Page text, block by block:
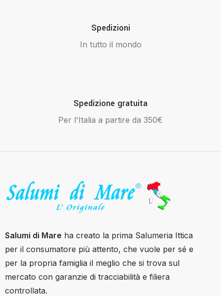
Spedizioni
In tutto il mondo
Spedizione gratuita
Per l'Italia a partire da 350€
Salumi di Mare ha creato la prima Salumeria Ittica
per il consumatore più attento, che vuole per sé e
per la propria famiglia il meglio che si trova sul
mercato con garanzie di tracciabilità e filiera
controllata.